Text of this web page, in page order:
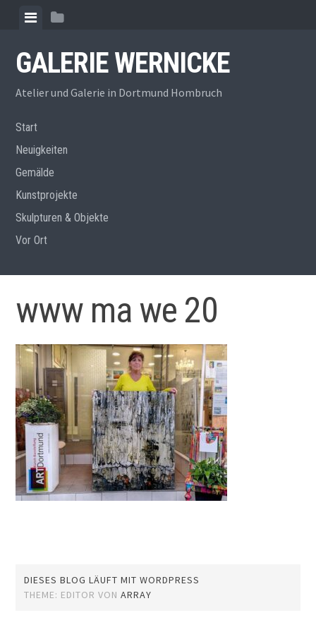
Zum
springen
MenüSeitenleiste
GALERIE WERNICKE
Atelier und Galerie in Dortmund Hombruch
Start
Neuigkeiten
Gemälde
Kunstprojekte
Skulpturen & Objekte
Vor Ort
www ma we 20
DIESES BLOG LÄUFT MIT WORDPRESS
THEME: EDITOR VONARRAY